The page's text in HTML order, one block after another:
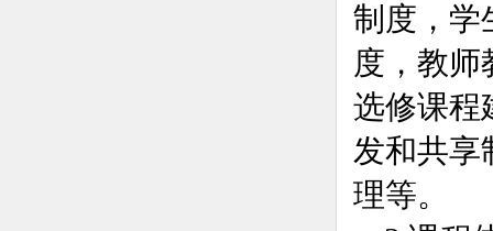
制度，学
度，教师
选修课程
发和共享
理等。